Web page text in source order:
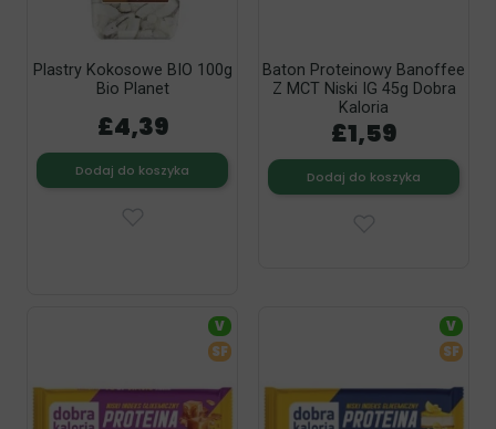
Plastry Kokosowe BIO 100g
Bio Planet
£4,39
Dodaj do koszyka
Baton Proteinowy Banoffee
Z MCT Niski IG 45g Dobra
Kaloria
£1,59
Dodaj do koszyka
V
SF
V
SF